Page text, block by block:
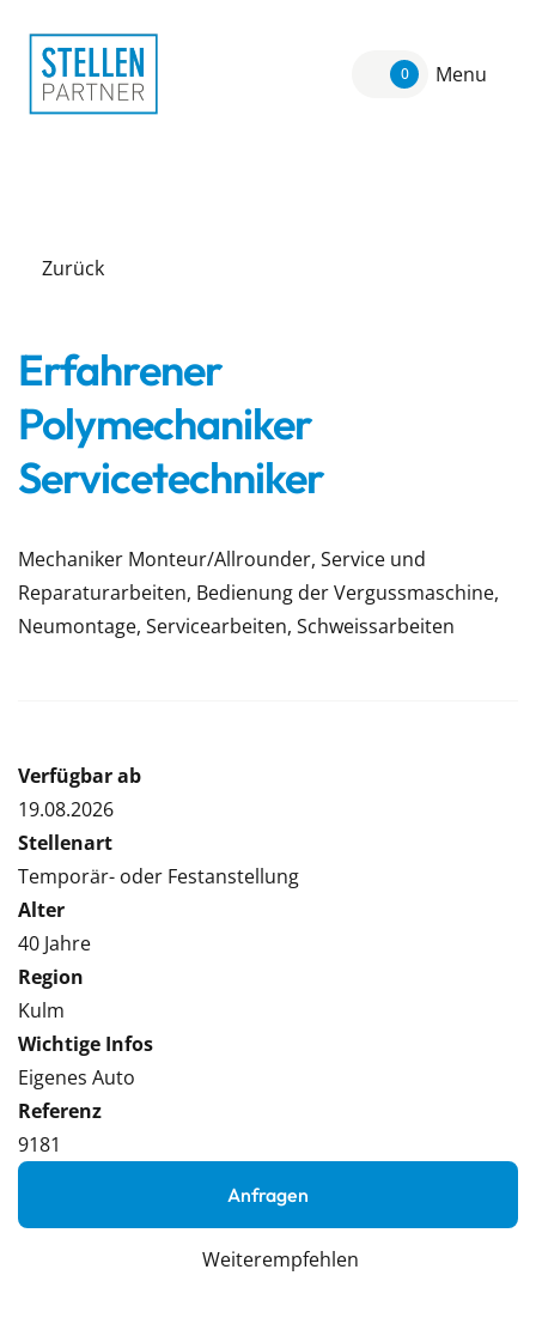
0 Menu
Zurück
Erfahrener
Polymechaniker
Servicetechniker
Mechaniker Monteur/Allrounder, Service und
Reparaturarbeiten, Bedienung der Vergussmaschine,
Neumontage, Servicearbeiten, Schweissarbeiten
Verfügbar ab
19.08.2026
Stellenart
Temporär- oder Festanstellung
Alter
40 Jahre
Region
Kulm
Wichtige Infos
Eigenes Auto
Referenz
9181
Anfragen
Weiterempfehlen